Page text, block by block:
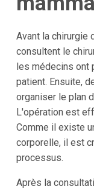
Avant la chirurgie
consultent le
les médecins ont
patient. Ensuite,
organiser le plan
L'opération est
Comme il existe
corporelle, il est
processus.
Après la